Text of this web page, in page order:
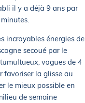
il y a déjà 9 ans par
incroyables énergies de
secoué par le
vagues de 4
favoriser la glisse au
le mieux possible en
de semaine